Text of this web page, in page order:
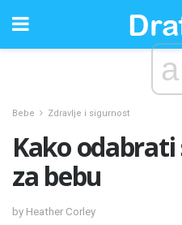
Bebe Zdravlje i sigurnost
Kako odabrati
za bebu
by Heather Corley